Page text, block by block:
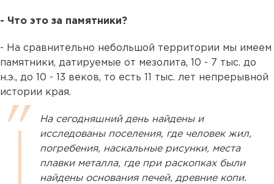
- Что это за памятники?
- На сравнительно небольшой территории мы имеем
памятники, датируемые от мезолита, 10 - 7 тыс. до
н.э., до 10 - 13 веков, то есть 11 тыс. лет непрерывной
истории края.
На сегодняшний день найдены и
исследованы поселения, где человек жил,
погребения, наскальные рисунки, места
плавки металла, где при раскопках были
найдены основания печей, древние копи.